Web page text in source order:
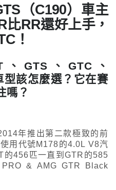
（C190）車主
比RR還好上手，
！
、GTS、GTC、
該怎麼選？它在賽
嗎？
年推出第二款極致的前
用代號M178的4.0L V8汽
的456匹一直到GTR的585
& AMG GTR Black